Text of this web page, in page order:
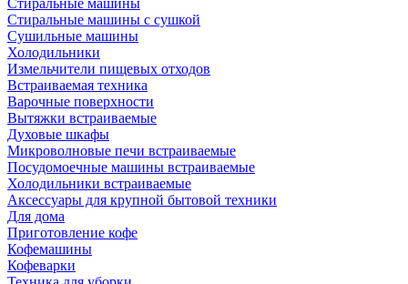
Стиральные машины
Стиральные машины с сушкой
Сушильные машины
Холодильники
Измельчители пищевых отходов
Встраиваемая техника
Варочные поверхности
Вытяжки встраиваемые
Духовые шкафы
Микроволновые печи встраиваемые
Посудомоечные машины встраиваемые
Холодильники встраиваемые
Аксессуары для крупной бытовой техники
Для дома
Приготовление кофе
Кофемашины
Кофеварки